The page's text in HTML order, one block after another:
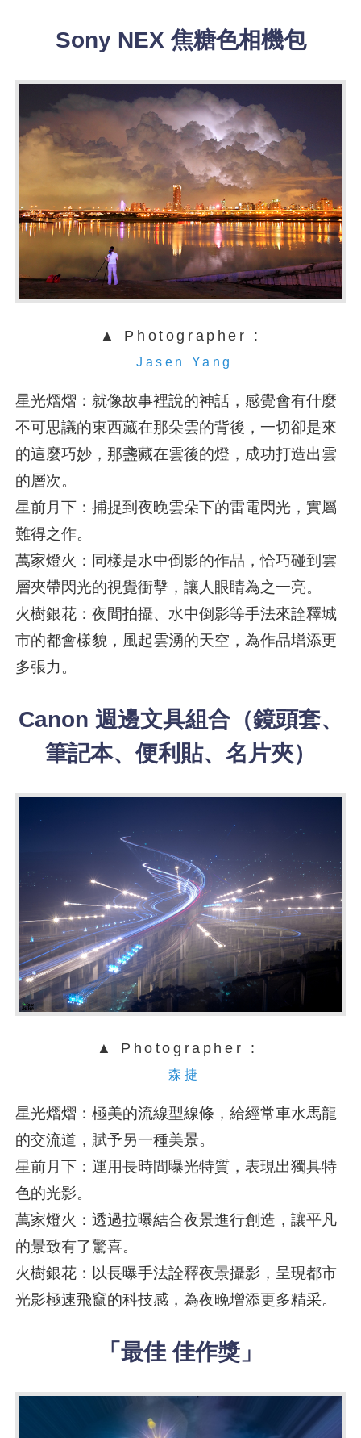
Sony NEX 焦糖色相機包
▲ Photographer :
Jasen Yang
星光熠熠：就像故事裡說的神話，感覺會有什麼
不可思議的東西藏在那朵雲的背後，一切卻是來
的這麼巧妙，那盞藏在雲後的燈，成功打造出雲
的層次。
星前月下：捕捉到夜晚雲朵下的雷電閃光，實屬
難得之作。
萬家燈火：同樣是水中倒影的作品，恰巧碰到雲
層夾帶閃光的視覺衝擊，讓人眼睛為之一亮。
火樹銀花：夜間拍攝、水中倒影等手法來詮釋城
市的都會樣貌，風起雲湧的天空，為作品增添更
多張力。
Canon 週邊文具組合（鏡頭套、
筆記本、便利貼、名片夾）
▲ Photographer :
森捷
星光熠熠：極美的流線型線條，給經常車水馬龍
的交流道，賦予另一種美景。
星前月下：運用長時間曝光特質，表現出獨具特
色的光影。
萬家燈火：透過拉曝結合夜景進行創造，讓平凡
的景致有了驚喜。
火樹銀花：以長曝手法詮釋夜景攝影，呈現都市
光影極速飛竄的科技感，為夜晚增添更多精采。
「最佳 佳作獎」